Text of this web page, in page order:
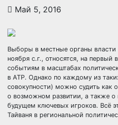
Май 5, 2016
Выборы в местные органы
ноября с.г., относятся, на первый
событиям в масштабах
в АТР. Однако по каждому из
совокупности) можно судить как
о возможном развитии, а также
будущем ключевых игроков. Всё
Тайваня в региональной